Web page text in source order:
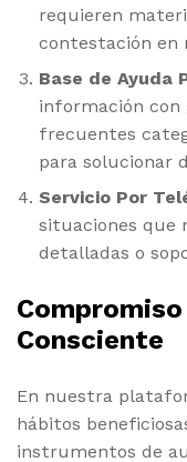
requieren
contestación en
Base de Ayuda
información con
frecuentes
para solucionar
Servicio Por
situaciones que
detalladas o
Consciente
En nuestra
hábitos
instrumentos de